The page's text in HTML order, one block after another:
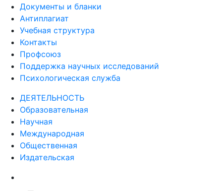
Документы и бланки
Антиплагиат
Учебная структура
Контакты
Профсоюз
Поддержка научных исследований
Психологическая служба
ДЕЯТЕЛЬНОСТЬ
Образовательная
Научная
Международная
Общественная
Издательская